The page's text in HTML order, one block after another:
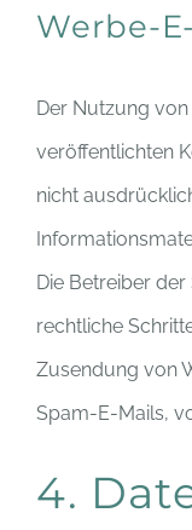
Werbe-
Der Nutzung
veröffentlichten
nicht
Die Betreiber
rechtliche
Zusendung von
Spam-E-Mails,
4.